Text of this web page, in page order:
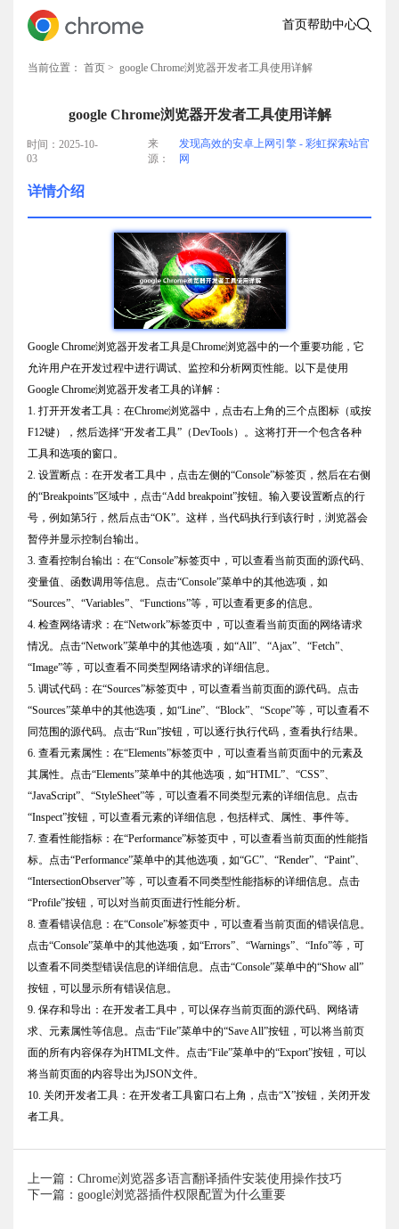
首页帮助中心
当前位置： 首页 > google Chrome浏览器开发者工具使用详解
google Chrome浏览器开发者工具使用详解
时间：2025-10-
03
来
源：
发现高效的安卓上网引擎 - 彩虹探索站官
网
详情介绍
Google Chrome浏览器开发者工具是Chrome浏览器中的一个重要功能，它
允许用户在开发过程中进行调试、监控和分析网页性能。以下是使用
Google Chrome浏览器开发者工具的详解：
1. 打开开发者工具：在Chrome浏览器中，点击右上角的三个点图标（或按
F12键），然后选择“开发者工具”（DevTools）。这将打开一个包含各种
工具和选项的窗口。
2. 设置断点：在开发者工具中，点击左侧的“Console”标签页，然后在右侧
的“Breakpoints”区域中，点击“Add breakpoint”按钮。输入要设置断点的行
号，例如第5行，然后点击“OK”。这样，当代码执行到该行时，浏览器会
暂停并显示控制台输出。
3. 查看控制台输出：在“Console”标签页中，可以查看当前页面的源代码、
变量值、函数调用等信息。点击“Console”菜单中的其他选项，如
“Sources”、“Variables”、“Functions”等，可以查看更多的信息。
4. 检查网络请求：在“Network”标签页中，可以查看当前页面的网络请求
情况。点击“Network”菜单中的其他选项，如“All”、“Ajax”、“Fetch”、
“Image”等，可以查看不同类型网络请求的详细信息。
5. 调试代码：在“Sources”标签页中，可以查看当前页面的源代码。点击
“Sources”菜单中的其他选项，如“Line”、“Block”、“Scope”等，可以查看不
同范围的源代码。点击“Run”按钮，可以逐行执行代码，查看执行结果。
6. 查看元素属性：在“Elements”标签页中，可以查看当前页面中的元素及
其属性。点击“Elements”菜单中的其他选项，如“HTML”、“CSS”、
“JavaScript”、“StyleSheet”等，可以查看不同类型元素的详细信息。点击
“Inspect”按钮，可以查看元素的详细信息，包括样式、属性、事件等。
7. 查看性能指标：在“Performance”标签页中，可以查看当前页面的性能指
标。点击“Performance”菜单中的其他选项，如“GC”、“Render”、“Paint”、
“IntersectionObserver”等，可以查看不同类型性能指标的详细信息。点击
“Profile”按钮，可以对当前页面进行性能分析。
8. 查看错误信息：在“Console”标签页中，可以查看当前页面的错误信息。
点击“Console”菜单中的其他选项，如“Errors”、“Warnings”、“Info”等，可
以查看不同类型错误信息的详细信息。点击“Console”菜单中的“Show all”
按钮，可以显示所有错误信息。
9. 保存和导出：在开发者工具中，可以保存当前页面的源代码、网络请
求、元素属性等信息。点击“File”菜单中的“Save All”按钮，可以将当前页
面的所有内容保存为HTML文件。点击“File”菜单中的“Export”按钮，可以
将当前页面的内容导出为JSON文件。
10. 关闭开发者工具：在开发者工具窗口右上角，点击“X”按钮，关闭开发
者工具。
上一篇：Chrome浏览器多语言翻译插件安装使用操作技巧
下一篇：google浏览器插件权限配置为什么重要